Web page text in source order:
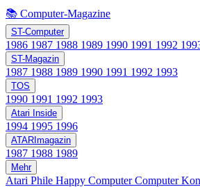
📚 Computer-Magazine
ST-Computer
1986 1987 1988 1989 1990 1991 1992
ST-Magazin
1987 1988 1989 1990 1991 1992 1993
TOS
1990 1991 1992 1993
Atari Inside
1994 1995 1996
ATARImagazin
1987 1988 1989
Mehr
Atari Phile Happy ComputerComputer